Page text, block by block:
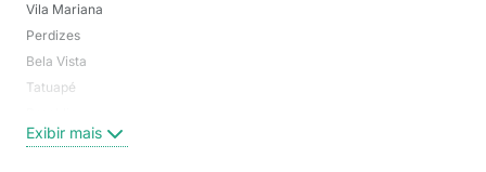
Vila Mariana
Perdizes
Bela Vista
Tatuapé
Centro
Exibir mais